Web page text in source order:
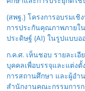
(สพฐ.) โครงการอบรมเ
การประกันคุณภาพภาย
ประดิษฐ์ (AI) ในรูปแบบอ
ก.ค.ศ. เห็นชอบ รายละเ
บุคคลเพื่อบรรจุและแต่งตั้
การสถานศึกษา และผู้อำ
สำนักงานคณะกรรมการ